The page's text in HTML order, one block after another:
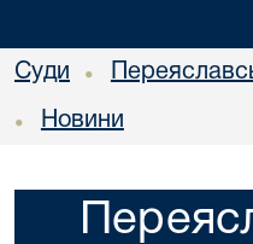
Суди •
• Новини